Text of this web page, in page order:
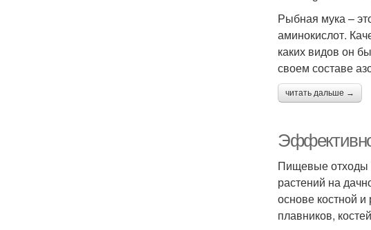
Рыбная мука –
аминокислот.
каких видов он
своем составе
читать дальше →
Пищевые отходы
растений на
основе костной
плавников,